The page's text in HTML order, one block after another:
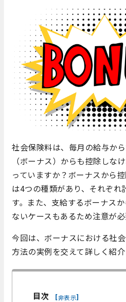
社会保険料は、毎月の給与か
（ボーナス）からも控除しな
っていますか？ボーナスから
は4つの種類があり、それぞれ
す。また、支給するボーナス
ないケースもあるため注意が必
今回は、ボーナスにおける社
方法の実例を交えて詳しく紹介
目次 [非表示]